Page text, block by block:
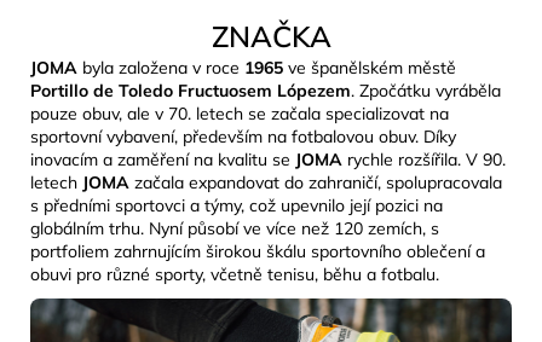
ZNAČKA
JOMA byla založena v roce 1965 ve španělském městě
Portillo de Toledo Fructuosem Lópezem. Zpočátku vyráběla
pouze obuv, ale v 70. letech se začala specializovat na
sportovní vybavení, především na fotbalovou obuv. Díky
inovacím a zaměření na kvalitu se JOMA rychle rozšířila. V 90.
letech JOMA začala expandovat do zahraničí, spolupracovala
s předními sportovci a týmy, což upevnilo její pozici na
globálním trhu. Nyní působí ve více než 120 zemích, s
portfoliem zahrnujícím širokou škálu sportovního oblečení a
obuvi pro různé sporty, včetně tenisu, běhu a fotbalu.